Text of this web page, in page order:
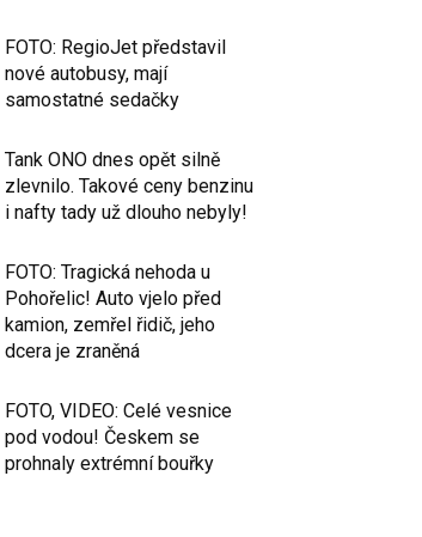
FOTO: RegioJet představil
nové autobusy, mají
samostatné sedačky
Tank ONO dnes opět silně
zlevnilo. Takové ceny benzinu
i nafty tady už dlouho nebyly!
FOTO: Tragická nehoda u
Pohořelic! Auto vjelo před
kamion, zemřel řidič, jeho
dcera je zraněná
FOTO, VIDEO: Celé vesnice
pod vodou! Českem se
prohnaly extrémní bouřky